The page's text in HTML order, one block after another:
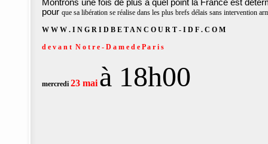
Montrons une fois de plus à quel point la France est
pour que sa libération se réalise dans les plus brefs délais sans intervention
W W W . I N G R I D B E T A N C O U R T - I D F . C O M
d e v a n t N o t r e - D a m e d e P a r i s
mercredi 23 mai à 18h00